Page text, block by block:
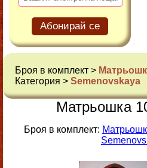
Абонирай се
Броя в комплект >
Категория > Semenovskaya
Матрьошка
Броя в комплект: